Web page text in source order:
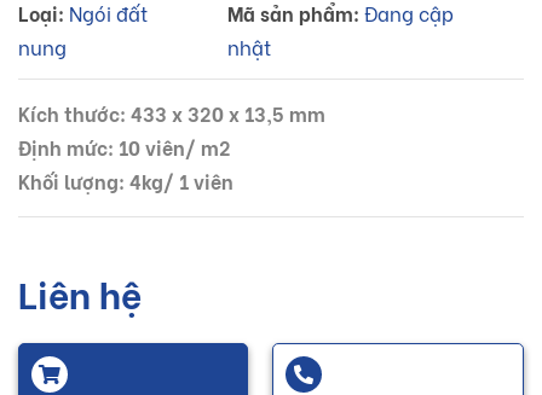
Loại: Ngói đất
nung
Mã sản phẩm: Đang cập
nhật
Kích thước: 433 x 320 x 13,5 mm
Định mức: 10 viên/ m2
Khối lượng: 4kg/ 1 viên
Liên hệ